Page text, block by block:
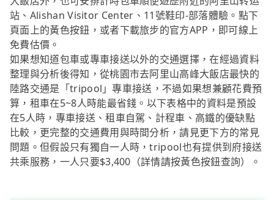
站、Alishan Visitor Center、11號鞋印-部落體驗。點下
頁面上的黃色按鈕，或者下載旅步的官方APP，即可線上
免費估價。
如果想知道包車或專車接送以外的交通選擇，在經過資料
整理與分析後得知，從桃園市去阿里山高峰大飯店最快的
陸路交通是「tripool」專車接送，不過如果想兼顧花費預
算，租車在5~8人時能最省錢。以下表格中的資料是預設
在5人時，專車接送、租車自駕、計程車、高鐵的優缺點
比較，更完整的交通費用與時間分析，請見更下方的常見
問題。但假設只有獨自一人時，tripool也有提供到府接送
共乘服務，一人只要$3,400（詳情請按黃色按鈕查詢）。